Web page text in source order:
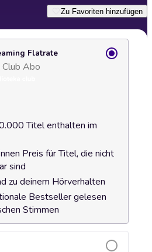
Zu Favoriten hinzufügen
Flatrate
Abo
Titel enthalten im
Preis für Titel, die nicht
sind
zu deinem Hörverhalten
Bestseller gelesen
Stimmen